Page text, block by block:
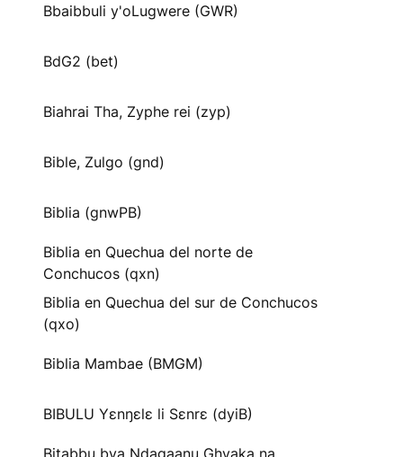
Bbaibbuli y'oLugwere (GWR)
BdG2 (bet)
Biahrai Tha, Zyphe rei (zyp)
Bible, Zulgo (gnd)
Biblia (gnwPB)
Biblia en Quechua del norte de
Conchucos (qxn)
Biblia en Quechua del sur de Conchucos
(qxo)
Biblia Mambae (BMGM)
BIBULU Yɛnŋɛlɛ li Sɛnrɛ (dyiB)
Bitabbu bya Ndagaanu Ghyaka na